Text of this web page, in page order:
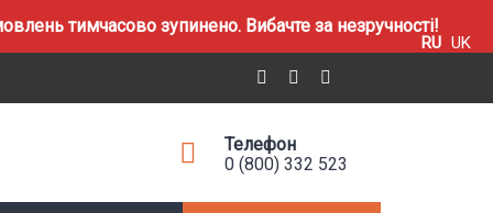
тимчасово зупинено. Вибачте за незручності!
Телефон
0 (800) 332 523
RU UK